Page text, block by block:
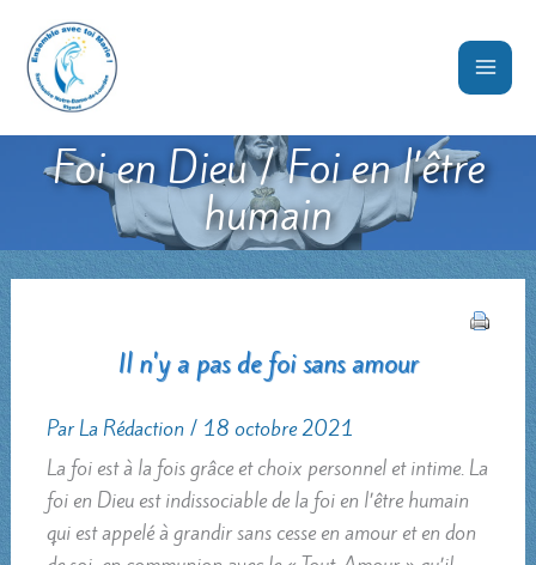
contenu
Foi en Dieu / Foi en l’être
humain
Il n'y a pas de foi sans amour
ParLa Rédaction / 18 octobre 2021
La foi est à la fois grâce et choix personnel et intime. La
foi en Dieu est indissociable de la foi en l’être humain
qui est appelé à grandir sans cesse en amour et en don